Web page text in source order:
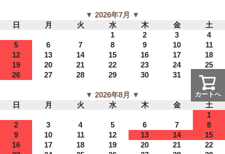
カートへ
▼ 2026年7月 ▼
日
月 火 水 木 金
土
1
2 3
4
5
6 7 8 9 10
11
12
13 14 15 16 17
18
19
20 21 22 23 24
25
26
27 28 29 30 31
▼ 2026年8月 ▼
日
月 火 水 木 金
土
1
2
3 4 5 6 7
8
9
10 11 12 13 14
15
16
17 18 19 20 21
22